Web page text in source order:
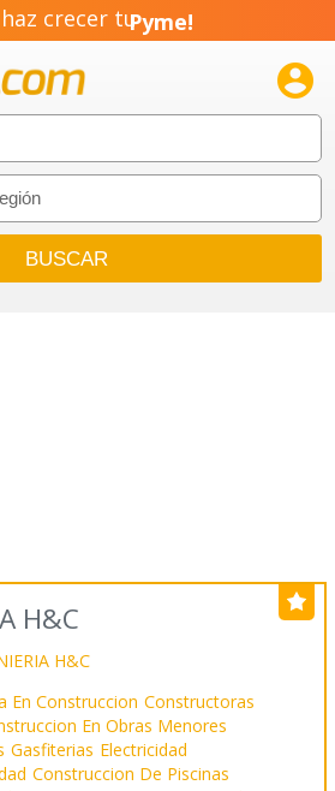
crecer tuPyme!
Emprendimiento!

H&C
En Construccion Constructoras
En Obras Menores
Gasfiterias Electricidad
Construccion De Piscinas